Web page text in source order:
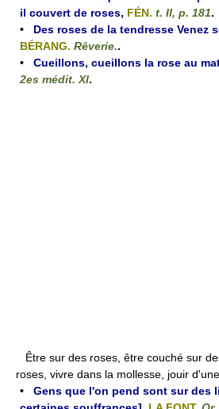
il couvert de roses, FÉN. t. II, p. 181.
• Des roses de la tendresse Venez
BÉRANG. Rêverie..
• Cueillons, cueillons la rose au
2es médit. XI.
Être sur des roses, être couché sur
roses, vivre dans la mollesse, jouir
• Gens que l'on pend sont sur des